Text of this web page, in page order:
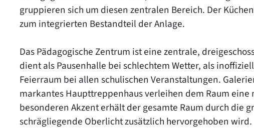
gruppieren sich um diesen zentralen Bereich. Der
zum integrierten Bestandteil der Anlage.
Das Pädagogische Zentrum ist eine zentrale,
dient als Pausenhalle bei schlechtem Wetter, als
Feierraum bei allen schulischen Veranstaltungen.
markantes Haupttreppenhaus verleihen dem Raum
besonderen Akzent erhält der gesamte Raum durch die
schrägliegende Oberlicht zusätzlich hervorgehoben wird.